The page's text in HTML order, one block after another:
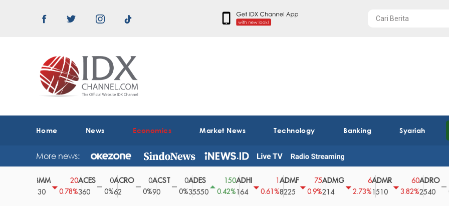
Home News Economics Market News Technology Banking Syariah
More news:
0.78%
ACES
360
0
0%
ACRO
0ACST
0ADES
35550
150
0.42%
ADHI
164
0.61%
ADMF
8225
75
0.9%
ADMG
214
2.73%
ADMR
1510
3.82%
ADRO
2540
0
0%